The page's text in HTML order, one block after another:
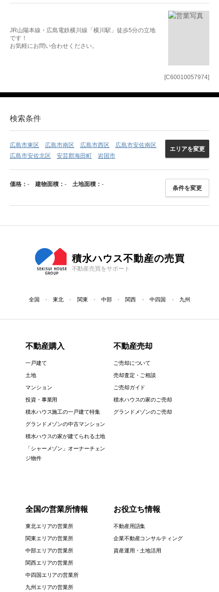
[C60010057974]
JR山陽本線・広島電鉄横川線「横川駅」徒歩5分の立地
です！
お気軽にお問い合わせください。
検索条件
広島市東区 広島市南区 広島市西区
広島市安佐南区
広島市安佐北区
安芸郡海田町 岩国市
エリアを変更
価格： - 建物面積： - 土地面積： -
条件を変更
積水ハウス不動産の売買
不動産売買をサポート
全国 東北 関東 中部 関西 中四国 九州
不動産購入
一戸建て
土地
マンション
投資・事業用
積水ハウス施工の一戸建て特集
グランドメゾンの中古マンション
積水ハウスの家が建てられる土地
「シャーメゾン」オーナーチェン
ジ物件
不動産売却
ご売却について
売却査定・ご相談
ご売却ガイド
積水ハウスの家のご売却
グランドメゾンのご売却
全国の営業所情報
東北エリアの営業所
関東エリアの営業所
中部エリアの営業所
関西エリアの営業所
中四国エリアの営業所
九州エリアの営業所
お役立ち情報
不動産用語集
企業不動産コンサルティング
資産運用・土地活用